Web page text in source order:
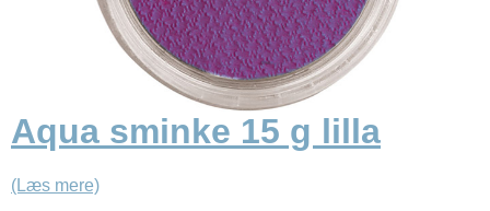
Aqua sminke 15 g lilla
(Læs mere)